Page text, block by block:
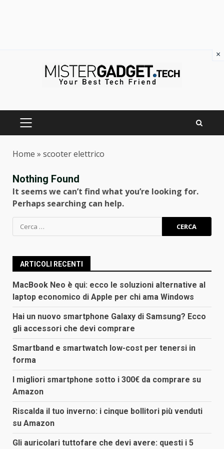
PRIMARY
Home » scooter elettrico
Nothing Found
It seems we can’t find what you’re looking for.
Perhaps searching can help.
Ricerca
per:
ARTICOLI RECENTI
MacBook Neo è qui: ecco le soluzioni alternative al
laptop economico di Apple per chi ama Windows
Hai un nuovo smartphone Galaxy di Samsung? Ecco
gli accessori che devi comprare
Smartband e smartwatch low-cost per tenersi in
forma
I migliori smartphone sotto i 300€ da comprare su
Amazon
Riscalda il tuo inverno: i cinque bollitori più venduti
su Amazon
Gli auricolari tuttofare che devi avere: questi i 5
×